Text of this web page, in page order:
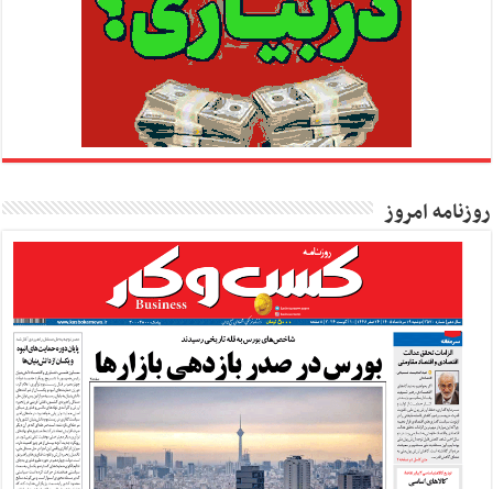
روزنامه امروز